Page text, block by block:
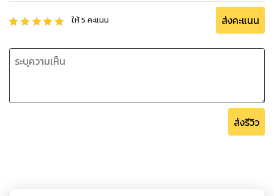
ให้5 คะแนน ส่งคะแนน
ส่งรีวิว